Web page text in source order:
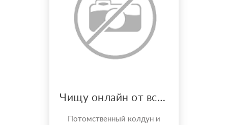
Чищу онлайн от всякой бяки!
Потомственный колдун и